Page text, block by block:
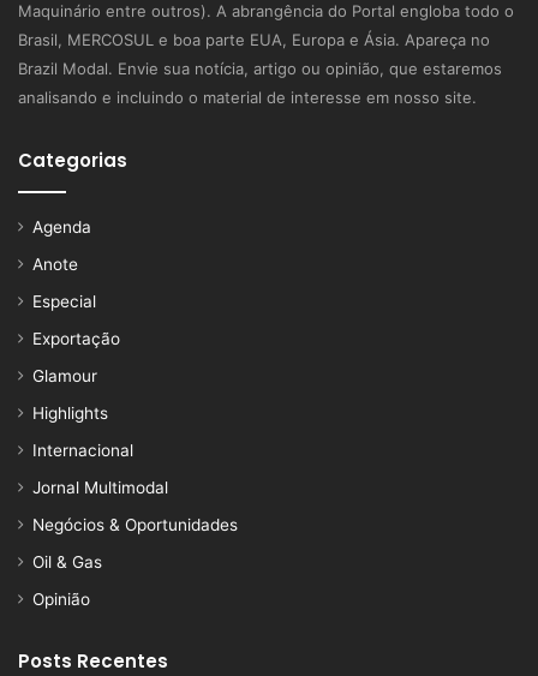
Maquinário entre outros). A abrangência do Portal engloba todo o
Brasil, MERCOSUL e boa parte EUA, Europa e Ásia. Apareça no
Brazil Modal. Envie sua notícia, artigo ou opinião, que estaremos
analisando e incluindo o material de interesse em nosso site.
Categorias
Agenda
Anote
Especial
Exportação
Glamour
Highlights
Internacional
Jornal Multimodal
Negócios & Oportunidades
Oil & Gas
Opinião
Posts Recentes